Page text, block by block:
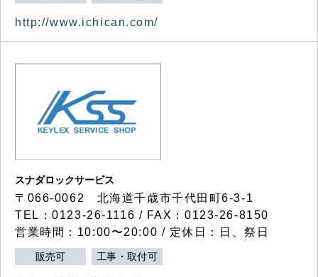
http://www.ichican.com/
スナダロックサービス
〒066-0062 北海道千歳市千代田町6-3-1
TEL：0123-26-1116 / FAX：0123-26-8150
営業時間：10:00〜20:00 / 定休日：日、祭日
販売可 工事・取付可